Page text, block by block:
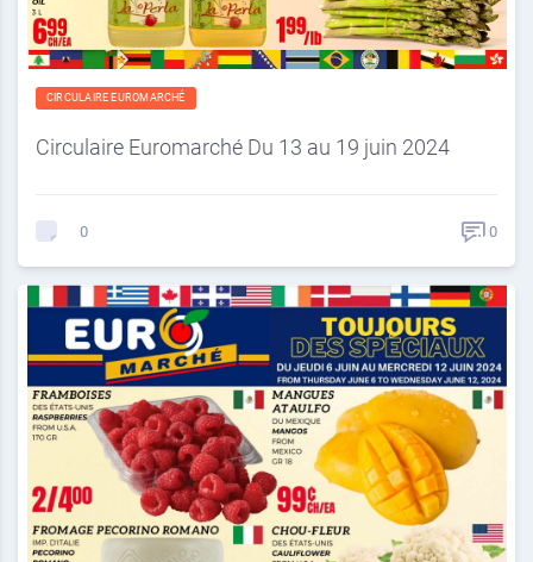
CIRCULAIRE EUROMARCHÉ
Circulaire Euromarché Du 13 au 19 juin 2024
0 0